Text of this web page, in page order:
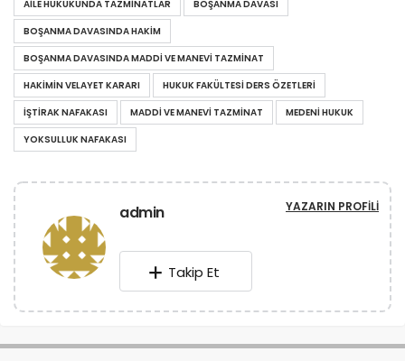
AILE HUKUKUNDA TAZMINATLAR
BOŞANMA DAVASI
BOŞANMA DAVASINDA HAKIM
BOŞANMA DAVASINDA MADDI VE MANEVI TAZMINAT
HAKIMIN VELAYET KARARI
HUKUK FAKÜLTESI DERS ÖZETLERI
IŞTIRAK NAFAKASI
MADDI VE MANEVI TAZMINAT
MEDENI HUKUK
YOKSULLUK NAFAKASI
admin YAZARIN PROFILI
Takip Et